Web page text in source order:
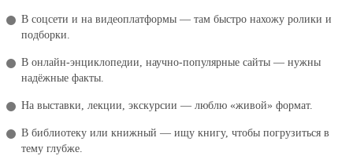
В соцсети и на видеоплатформы — там быстро нахожу ролики и
подборки.
В онлайн‑энциклопедии, научно‑популярные сайты — нужны
надёжные факты.
На выставки, лекции, экскурсии — люблю «живой» формат.
В библиотеку или книжный — ищу книгу, чтобы погрузиться в
тему глубже.